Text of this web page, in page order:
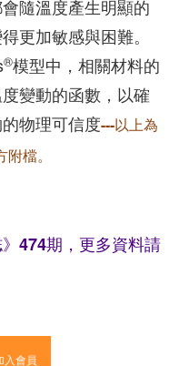
隨溫度產生明顯的
更加敏感與困難。
®模型中，相關材料的
變動的函數，以確
物理可信度---以上為
檔。
474期，更多資料請
入會員